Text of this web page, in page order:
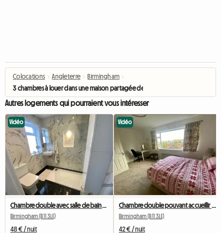
Colocations › Angleterre › Birmingham ›
3 chambres à louer dans une maison partagée de 4 chambres
Autres logements qui pourraient vous intéresser
Vidéo
Birmingham (B11 3LE)
48 € / nuit
Vidéo
Birmingham (B11 3LE)
42 € / nuit